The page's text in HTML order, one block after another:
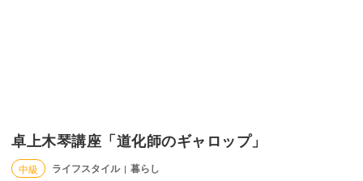
卓上木琴講座「道化師のギャロップ」
中級 ライフスタイル | 暮らし